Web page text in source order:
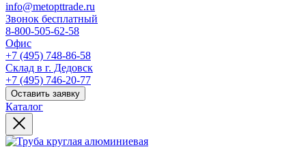
info@metopttrade.ru
Звонок бесплатный
8-800-505-62-58
Офис
+7 (495) 748-86-58
Склад в г. Дедовск
+7 (495) 746-20-77
Оставить заявку
Каталог